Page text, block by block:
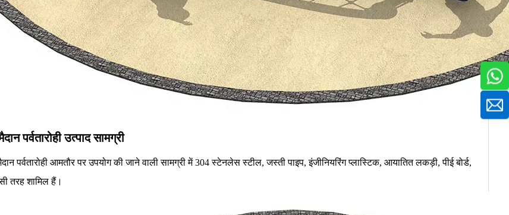
पर्वतारोहीउत्पाद सामग्री
पर्वतारोही आमतौर पर उपयोग की जाने वाली सामग्री में 304 स्टेनलेस स्टील, जस्ती पाइप, इंजीनियरिंग प्लास्टिक, आयातित लकड़ी, पीई बोर्ड,
तरह शामिल हैं।